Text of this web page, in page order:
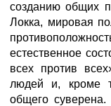
созданию общих
Локка, мировая
естественное
всех против
людей и, кроме
общего суверена.